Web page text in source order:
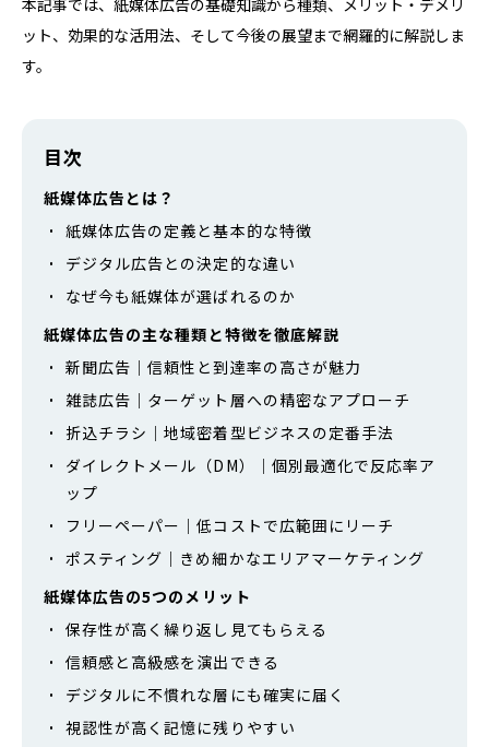
ット、効果的な活用法、そして今後の展望まで網羅的に解説しま
す。
目次
紙媒体広告とは？
紙媒体広告の定義と基本的な特徴
デジタル広告との決定的な違い
なぜ今も紙媒体が選ばれるのか
紙媒体広告の主な種類と特徴を徹底解説
新聞広告｜信頼性と到達率の高さが魅力
雑誌広告｜ターゲット層への精密なアプローチ
折込チラシ｜地域密着型ビジネスの定番手法
ダイレクトメール（DM）｜個別最適化で反応率ア
ップ
フリーペーパー｜低コストで広範囲にリーチ
ポスティング｜きめ細かなエリアマーケティング
紙媒体広告の5つのメリット
保存性が高く繰り返し見てもらえる
信頼感と高級感を演出できる
デジタルに不慣れな層にも確実に届く
視認性が高く記憶に残りやすい